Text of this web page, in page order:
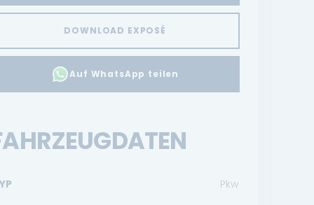
DOWNLOAD EXPOSÉ
Auf WhatsApp teilen
Pkw